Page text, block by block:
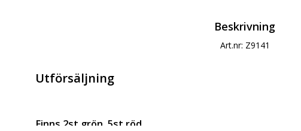
Beskrivning
Art.nr: Z9141
Utförsäljning
Finns 2st grön, 5st röd